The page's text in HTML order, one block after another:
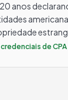
anos
credenciais de CPA